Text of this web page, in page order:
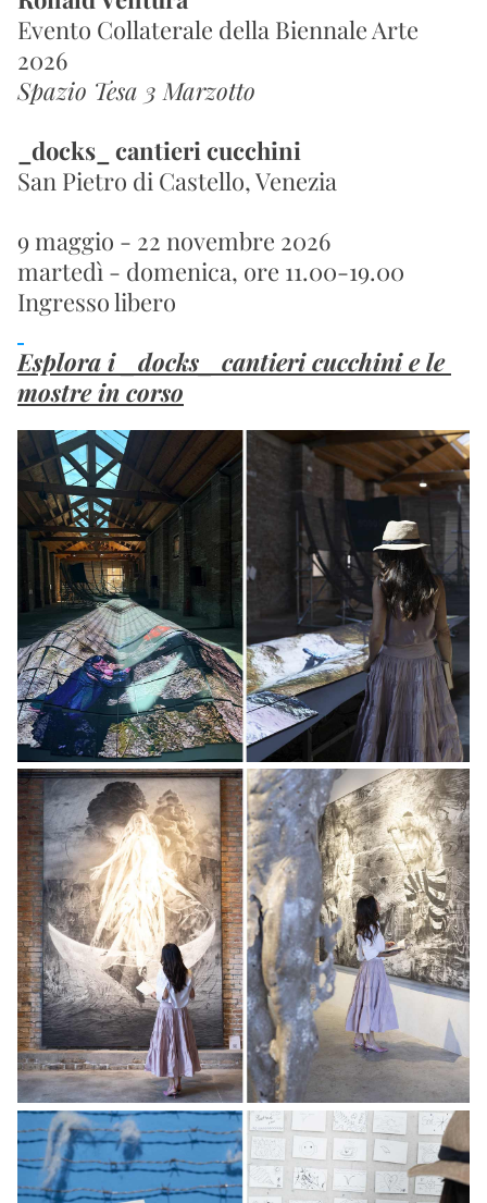
Evento Collaterale della Biennale Arte
2026
Spazio Tesa 3 Marzotto
_docks_ cantieri cucchini
San Pietro di Castello, Venezia
9 maggio - 22 novembre 2026
martedì - domenica, ore 11.00-19.00
Ingresso libero
Esplora i _docks_ cantieri cucchini e le
mostre in corso